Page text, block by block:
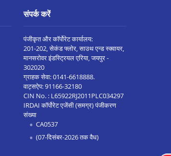
संपर्क करें
पंजीकृत और कॉर्पोरेट कार्यालय:
201-202, सेकंड फ्लोर, साउथ एन्ड स्क्वायर,
मानसरोवर इंडस्ट्रियल एरिया, जयपुर -
302020
ग्राहक सेवा:0141-6618888.
वाट्सऐप:91166-32180
CIN No. : L65922RJ2011PLC034297
IRDAI कॉर्पोरेट एजेंसी (समग्र) पंजीकरण
संख्या
CA0537
(07-दिसंबर-2026 तक वैध)